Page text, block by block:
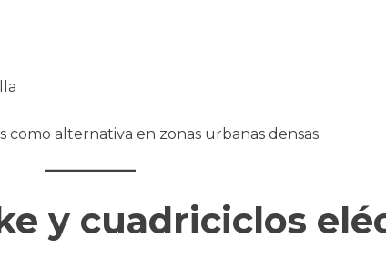
alternativa en zonas urbanas densas.
y cuadriciclos